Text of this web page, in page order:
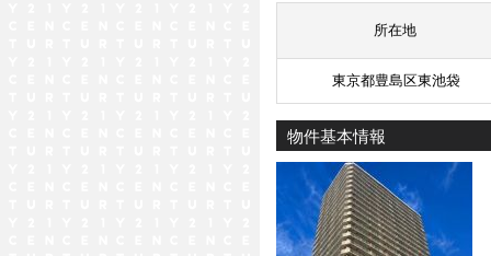
所在地
東京都豊島区東池袋
物件基本情報